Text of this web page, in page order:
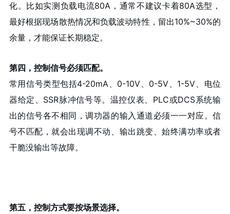
化。比如实测负载电流80A，通常不建议卡着80A选型，
最好根据现场散热情况和负载波动特性，留出10%~30%的
余量，才能保证长期稳定。
第四，控制信号必须匹配。
常用信号类型包括4-20mA、0-10V、0-5V、1-5V、电位
器给定、SSR脉冲信号等。温控仪表、PLC或DCS系统输
出的信号各不相同，调功器的输入通道必须一一对应。信
号不匹配，就会出现调不动、输出跳变、始终满功率或者
干脆没输出等故障。
第五，控制方式要按场景选择。